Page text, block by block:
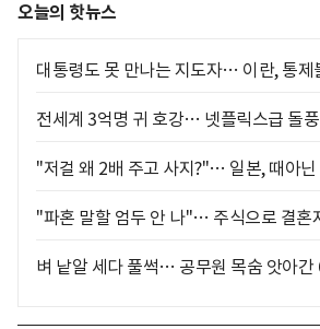
오늘의 핫뉴스
대통령도 못 만나는 지도자… 이란, 통제
전세계 3억명 귀 호강… 넷플릭스급 돌
"저걸 왜 2배 주고 사지?"… 일본, 때아닌
"파혼 말할 엄두 안 나"… 주식으로 결혼
벼 낱알 세다 풀썩… 공무원 목숨 앗아간